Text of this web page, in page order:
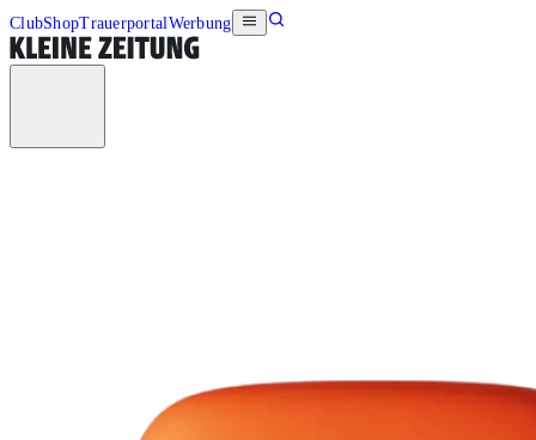
ClubShopTrauerportalWerbung